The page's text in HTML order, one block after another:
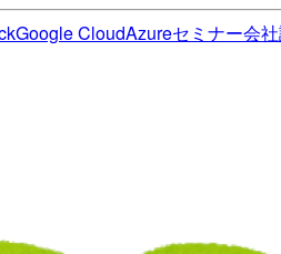
Google CloudAzureセミナー会